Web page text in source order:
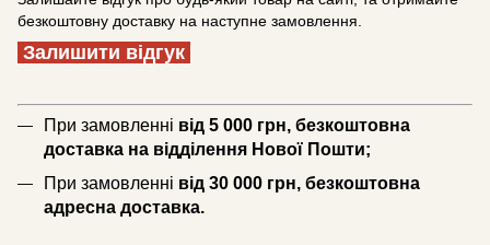
безкоштовну доставку на наступне замовлення.
Залишити відгук
При замовленні від 5 000 грн, безкоштовна
доставка на відділення Нової Пошти;
При замовленні від 30 000 грн, безкоштовна
адресна доставка.